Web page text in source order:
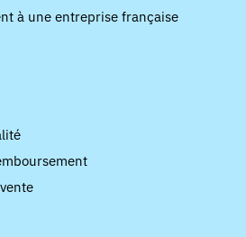
à une entreprise française